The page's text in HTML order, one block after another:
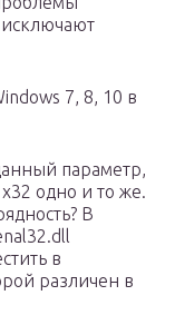
7, 8, 10 в
параметр,
одно и то же.
В
в
различен в